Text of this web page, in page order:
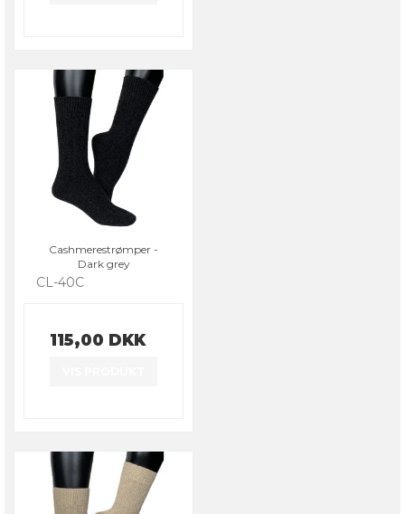
Cashmerestrømper -
Dark grey
CL-40C
115,00 DKK